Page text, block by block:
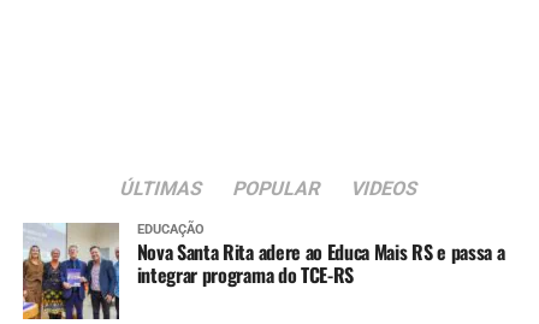
institucional.
ÚLTIMAS POPULAR VIDEOS
EDUCAÇÃO
Nova Santa Rita adere ao Educa Mais RS e passa a
integrar programa do TCE-RS